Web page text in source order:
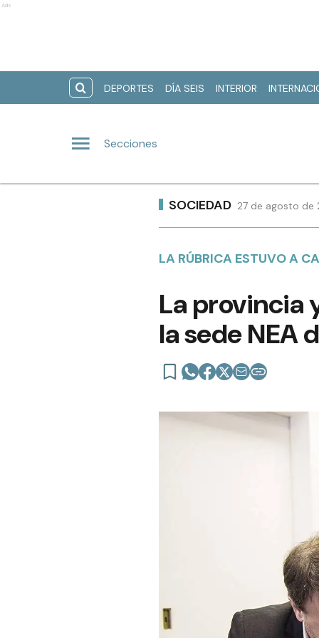
Ads
DEPORTES DÍA SEIS INTERIOR
Secciones
SOCIEDAD 27 de agosto de
LA RÚBRICA ESTUVO A
La provincia
la sede NEA